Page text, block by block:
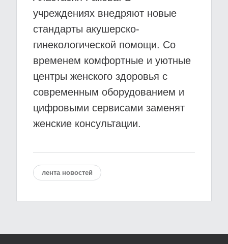
учреждениях внедряют новые
стандарты акушерско-
гинекологической помощи. Со
временем комфортные и уютные
центры женского здоровья с
современным оборудованием и
цифровыми сервисами заменят
женские консультации.
лента новостей